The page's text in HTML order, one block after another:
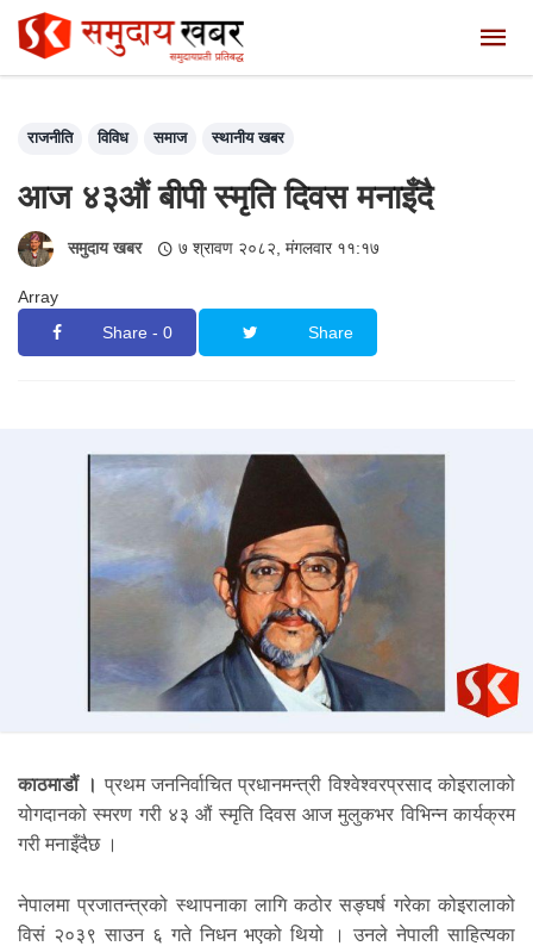
राजनीति विविध समाज स्थानीय खबर
आज ४३औं बीपी स्मृति दिवस मनाइँदै
समुदाय खबर ७ श्रावण २०८२, मंगलवार ११:१७
Array
Share - 0
Share
काठमाडौं । प्रथम जननिर्वाचित प्रधानमन्त्री विश्वेश्वरप्रसाद कोइरालाको
योगदानको स्मरण गरी ४३ औं स्मृति दिवस आज मुलुकभर विभिन्न कार्यक्रम
गरी मनाइँदैछ ।
नेपालमा प्रजातन्त्रको स्थापनाका लागि कठोर सङ्घर्ष गरेका कोइरालाको
विसं २०३९ साउन ६ गते निधन भएको थियो । उनले नेपाली साहित्यका